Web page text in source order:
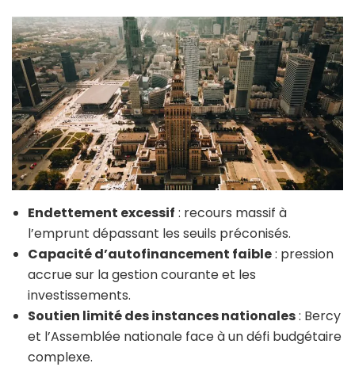
Endettement excessif : recours massif à
l’emprunt dépassant les seuils préconisés.
Capacité d’autofinancement faible: pression
accrue sur la gestion courante et les
investissements.
Soutien limité des instances nationales: Bercy
et l’Assemblée nationale face à un défi budgétaire
complexe.